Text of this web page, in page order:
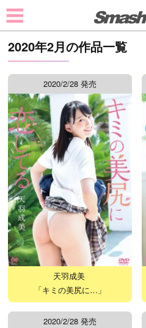
2020年2月の作品一覧
2020/2/28 発売
天羽成美
「キミの美尻に…」
2020/2/28 発売